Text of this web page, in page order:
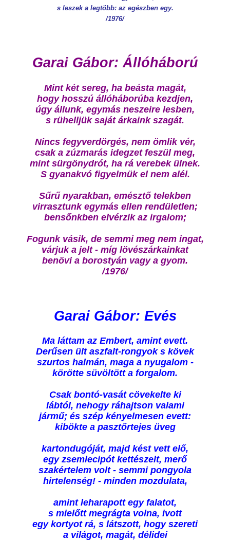
s leszek a legtöbb: az egészben egy.
/1976/
Garai Gábor: Állóháború
Mint két sereg, ha beásta magát,
hogy hosszú állóháborúba kezdjen,
úgy állunk, egymás neszeire lesben,
s rühelljük saját árkaink szagát.
Nincs fegyverdörgés, nem ömlik vér,
csak a zúzmarás idegzet feszül meg,
mint sürgönydrót, ha rá verebek ülnek.
S gyanakvó figyelmük el nem alél.
Sűrű nyarakban, emésztő telekben
virrasztunk egymás ellen rendületlen;
bensőnkben elvérzik az irgalom;
Fogunk vásik, de semmi meg nem ingat,
várjuk a jelt - míg lövészárkainkat
benövi a borostyán vagy a gyom.
/1976/
Garai Gábor: Evés
Ma láttam az Embert, amint evett.
Derűsen ült aszfalt-rongyok s kövek
szurtos halmán, maga a nyugalom -
körötte süvöltött a forgalom.
Csak bontó-vasát cövekelte ki
lábtól, nehogy ráhajtson valami
jármű; és szép kényelmesen evett:
kibökte a pasztőrtejes üveg
kartondugóját, majd kést vett elő,
egy zsemlecipót kettészelt, merő
szakértelem volt - semmi pongyola
hirtelenség! - minden mozdulata,
amint leharapott egy falatot,
s mielőtt megrágta volna, ivott
egy kortyot rá, s látszott, hogy szereti
a világot, magát, délidei